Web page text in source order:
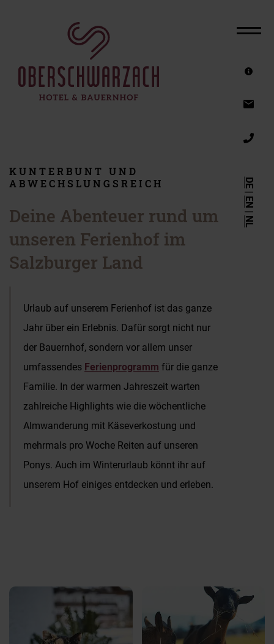
DE
|
EN
|
NL
DAS HOTEL
ZIMMER & ANGEBOTE
FAMILIENURLAUB AM BAUERNHOF
REITURLAUB
WELLNESSHOTEL
GUTSCHEINE
SERVICE
KUNTERBUNT UND
ABWECHSLUNGSREICH
Deine Abenteuer rund um
unseren Ferienhof im
Salzburger Land
Urlaub auf unserem Ferienhof ist das ganze
Jahr über ein Erlebnis. Dafür sorgt nicht nur
der Bauernhof, sondern vor allem unser
umfassendes Ferienprogramm für die ganze
Familie. In der warmen Jahreszeit warten
zahlreiche Highlights wie die wöchentliche
Almwanderung mit Käseverkostung und
mehrmals pro Woche Reiten auf unseren
Ponys. Auch im Winterurlaub könnt ihr auf
unserem Hof einiges entdecken und erleben.